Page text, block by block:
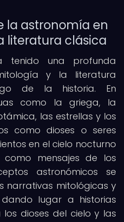
la astronomía en
literatura clásica
tenido una profunda
y la literatura
de la historia. En
como la griega, la
las estrellas y los
como dioses o seres
en el cielo nocturno
como mensajes de los
astronómicos se
narrativas mitológicas y
lugar a historias
dioses del cielo y las